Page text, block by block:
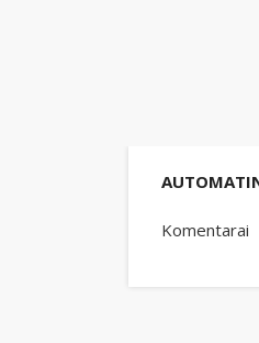
Komentarai